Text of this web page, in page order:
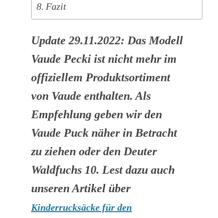
Fazit
Update 29.11.2022: Das Modell
Vaude Pecki ist nicht mehr im
offiziellem Produktsortiment
von Vaude enthalten. Als
Empfehlung geben wir den
Vaude Puck näher in Betracht
zu ziehen oder den Deuter
Waldfuchs 10. Lest dazu auch
unseren Artikel über
Kinderrucksäcke für den